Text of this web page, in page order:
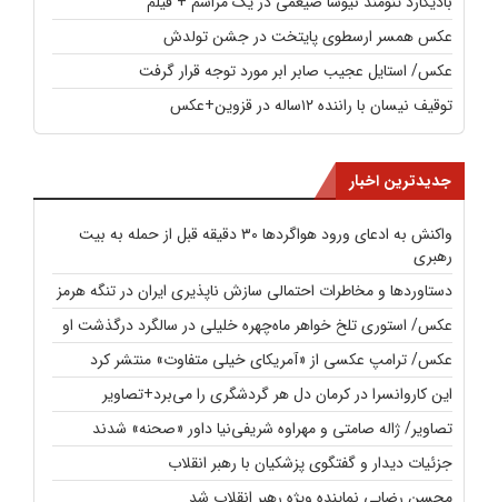
عکس همسر ارسطوی پایتخت در جشن تولدش
عکس/ استایل عجیب صابر ابر مورد توجه قرار گرفت
توقیف نیسان با راننده ۱۲ساله در قزوین+عکس
جدیدترین اخبار
واکنش به ادعای ورود هواگردها ۳۰ دقیقه قبل از حمله به بیت
رهبری
دستاوردها و مخاطرات احتمالی سازش ناپذیری ایران در تنگه هرمز
عکس/ استوری تلخ خواهر ماه‌چهره خلیلی در سالگرد درگذشت او
عکس/ ترامپ عکسی از «آمریکای خیلی متفاوت» منتشر کرد
این کاروانسرا در کرمان دل هر گردشگری را می‌برد+تصاویر
تصاویر/ ژاله صامتی و مهراوه شریفی‌نیا داور «صحنه» شدند
جزئیات دیدار و گفتگوی پزشکیان با رهبر انقلاب
محسن رضایی نماینده ویژه رهبر انقلاب شد